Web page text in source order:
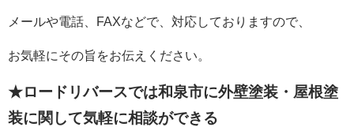
メールや電話、FAXなどで、対応しておりますので、
お気軽にその旨をお伝えください。
★ロードリバースでは和泉市に外壁塗装・屋根塗
装に関して気軽に相談ができる